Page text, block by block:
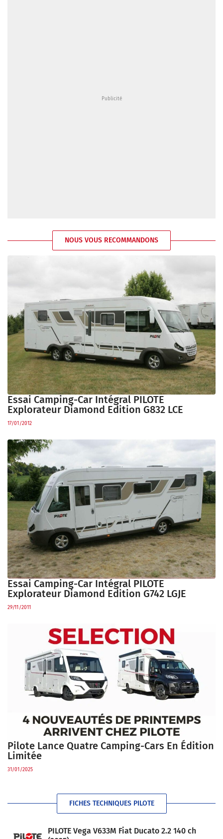
NOUS VOUS RECOMMANDONS
Essai Camping-Car Intégral PILOTE
Explorateur Diamond Edition G832 LCE
17/01/2012
Essai Camping-Car Intégral PILOTE
Explorateur Diamond Edition G742 LGJE
29/11/2011
Pilote Lance Quatre Camping-Cars En Édition
Limitée
31/01/2025
FICHES TECHNIQUES PILOTE
PILOTE Vega V633M Fiat Ducato 2.2 140 ch